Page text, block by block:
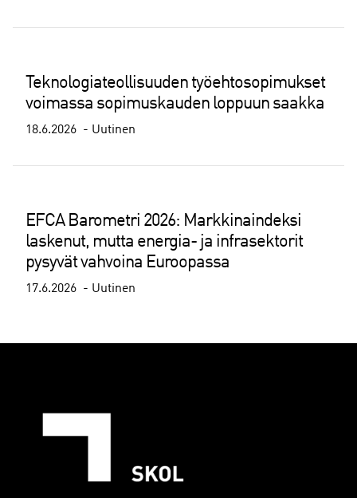
Teknologiateollisuuden työehtosopimukset
voimassa sopimuskauden loppuun saakka
18.6.2026 Uutinen
EFCA Barometri 2026: Markkinaindeksi
laskenut, mutta energia- ja infrasektorit
pysyvät vahvoina Euroopassa
17.6.2026 Uutinen